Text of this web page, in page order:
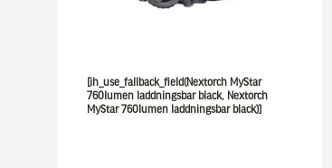
[ih_use_fallback_field(Nextorch MyStar
760lumen laddningsbar black, Nextorch
MyStar 760lumen laddningsbar black)]